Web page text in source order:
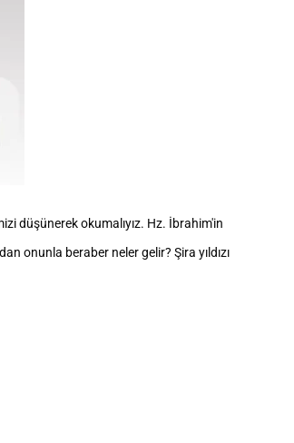
düşünerek okumalıyız. Hz. İbrahim'in
onunla beraber neler gelir? Şira yıldızı